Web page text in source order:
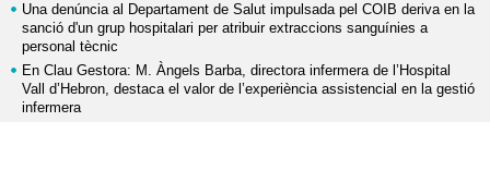
Una denúncia al Departament de Salut impulsada pel COIB deriva en la
sanció d'un grup hospitalari per atribuir extraccions sanguínies a
personal tècnic
En Clau Gestora: M. Àngels Barba, directora infermera de l’Hospital
Vall d’Hebron, destaca el valor de l’experiència assistencial en la gestió
infermera